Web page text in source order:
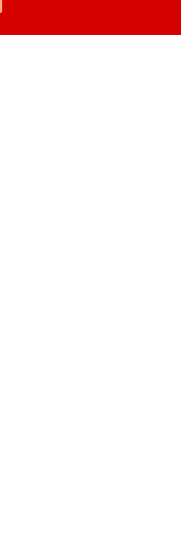
là hàng mới
kiện.
sản xuất hoặc